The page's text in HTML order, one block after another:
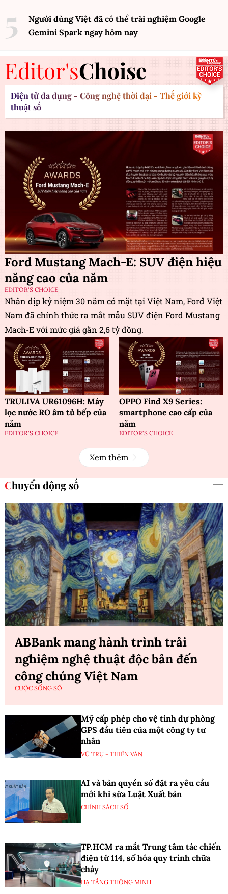
Người dùng Việt đã có thể trải nghiệm Google
Gemini Spark ngay hôm nay
Editor'sChoise
Điện tử đa dụng - Công nghệ thời đại - Thế giới kỹ
thuật số
Ford Mustang Mach-E: SUV điện hiệu
năng cao của năm
EDITOR'S CHOICE
Nhân dịp kỷ niệm 30 năm có mặt tại Việt Nam, Ford Việt
Nam đã chính thức ra mắt mẫu SUV điện Ford Mustang
Mach-E với mức giá gần 2,6 tỷ đồng.
TRULIVA UR61096H: Máy
lọc nước RO âm tủ bếp của
năm
EDITOR'S CHOICE
OPPO Find X9 Series:
smartphone cao cấp của
năm
EDITOR'S CHOICE
Xem thêm
Chuyển động số
ABBank mang hành trình trải
nghiệm nghệ thuật độc bản đến
công chúng Việt Nam
CUỘC SỐNG SỐ
Mỹ cấp phép cho vệ tinh dự phòng
GPS đầu tiên của một công ty tư
nhân
VŨ TRỤ - THIÊN VĂN
AI và bản quyền số đặt ra yêu cầu
mới khi sửa Luật Xuất bản
CHÍNH SÁCH SỐ
TP.HCM ra mắt Trung tâm tác chiến
điện tử 114, số hóa quy trình chữa
cháy
HẠ TẦNG THÔNG MINH